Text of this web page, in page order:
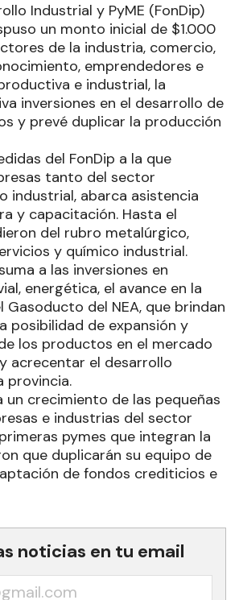
Industrial y PyME (FonDip)
un monto inicial de $1.000
de la industria, comercio,
emprendedores e
e industrial, la
inversiones en el desarrollo de
y prevé duplicar la producción
del FonDip a la que
tanto del sector
industrial, abarca asistencia
y capacitación. Hasta el
del rubro metalúrgico,
y químico industrial.
a las inversiones en
energética, el avance en la
del NEA, que brindan
posibilidad de expansión y
los productos en el mercado
acrecentar el desarrollo
provincia.
un crecimiento de las pequeñas
e industrias del sector
pymes que integran la
que duplicarán su equipo de
de fondos crediticios e
noticias en tu email